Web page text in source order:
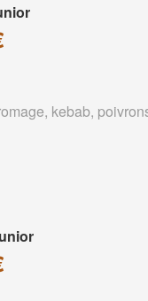
kebab,